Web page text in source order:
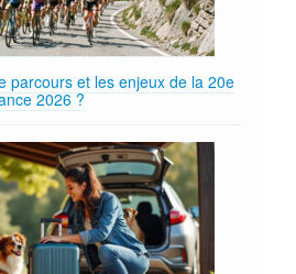
parcours et les enjeux de la 20e
2026 ?